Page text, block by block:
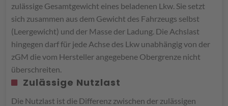
zulässige Gesamtgewicht eines beladenen Lkw. Sie setzt
sich zusammen aus dem Gewicht des Fahrzeugs selbst
(Leergewicht) und der Masse der Ladung. Die Achslast
hingegen darf für jede Achse des Lkw unabhängig von der
zGM die vom Hersteller angegebene Obergrenze nicht
überschreiten.
Zulässige Nutzlast
Die Nutzlast ist die Differenz zwischen der zulässigen